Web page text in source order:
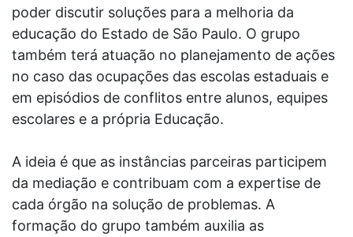
poder discutir soluções para a melhoria da
educação do Estado de São Paulo. O grupo
também terá atuação no planejamento de ações
no caso das ocupações das escolas estaduais e
em episódios de conflitos entre alunos, equipes
escolares e a própria Educação.
A ideia é que as instâncias parceiras participem
da mediação e contribuam com a expertise de
cada órgão na solução de problemas. A
formação do grupo também auxilia as